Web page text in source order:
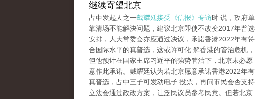
继续寄望北京
占中发起人之一戴耀廷接受《信报》专访时 说，政府单
靠清场不能解決问题，建议北京即使不改变2017年普选
安排，人大常委会亦应通过决议，承諾香港2022年有符
合国际水平的真普选，这或许可化 解香港的管治危机，
但他预计在国家主席习近平的強势管治下，北京未必愿
意作此承诺。戴耀廷认为若北京愿意承诺香港2022年有
真普选，占中三子可发动电子 投票，再问市民会否支持
立法会通过政改方案，让泛民议员參考民意。但若北京